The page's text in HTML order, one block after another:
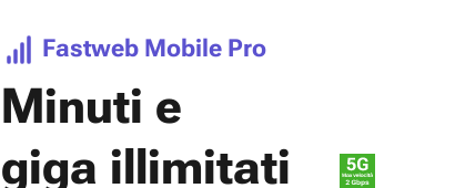
Fastweb Mobile Pro
Minuti e
giga illimitati